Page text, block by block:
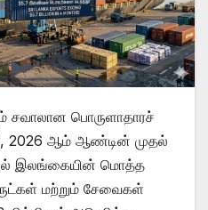
சவாலான பொருளாதாரச்
2026 ஆம் ஆண்டின் முதல்
இலங்கையின் மொத்த
மற்றும் சேவைகள்